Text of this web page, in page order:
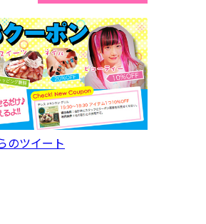
のツイート